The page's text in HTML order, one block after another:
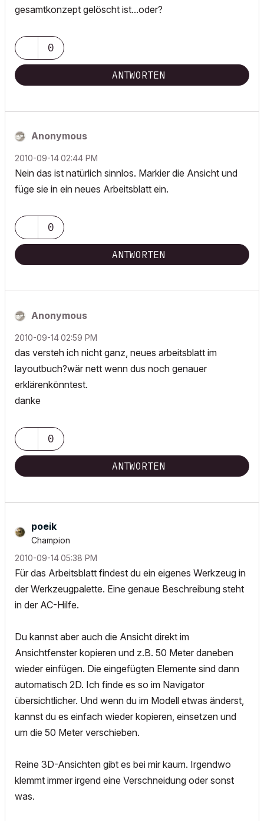
gesamtkonzept gelöscht ist...oder?
0
ANTWORTEN
Anonymous
‎2010-09-1402:44 PM
Nein das ist natürlich sinnlos. Markier die Ansicht und
füge sie in ein neues Arbeitsblatt ein.
0
ANTWORTEN
Anonymous
‎2010-09-1402:59 PM
das versteh ich nicht ganz, neues arbeitsblatt im
layoutbuch?wär nett wenn dus noch genauer
erklärenkönntest.
danke
0
ANTWORTEN
poeik
Champion
‎2010-09-1405:38 PM
Für das Arbeitsblatt findest du ein eigenes Werkzeug in
der Werkzeugpalette. Eine genaue Beschreibung steht
in der AC-Hilfe.
Du kannst aber auch die Ansicht direkt im
Ansichtfenster kopieren und z.B. 50 Meter daneben
wieder einfügen. Die eingefügten Elemente sind dann
automatisch 2D. Ich finde es so im Navigator
übersichtlicher. Und wenn du im Modell etwas änderst,
kannst du es einfach wieder kopieren, einsetzen und
um die 50 Meter verschieben.
Reine 3D-Ansichten gibt es bei mir kaum. Irgendwo
klemmt immer irgend eine Verschneidung oder sonst
was.